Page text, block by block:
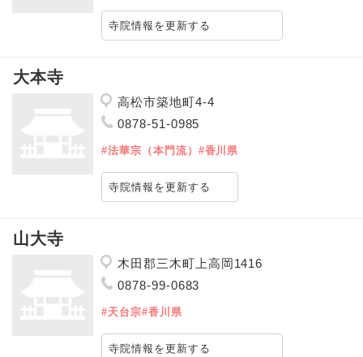
寺院情報を更新する
大本寺
高松市築地町4-4
0878-51-0985
#法華宗（本門流） #香川県
寺院情報を更新する
山大寺
木田郡三木町上高岡1416
0878-99-0683
#天台宗#香川県
寺院情報を更新する